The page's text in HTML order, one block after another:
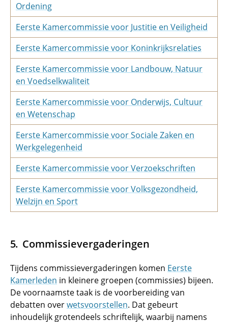
Ordening
Eerste Kamercommissie voor Justitie en Veiligheid
Eerste Kamercommissie voor Koninkrijksrelaties
Eerste Kamercommissie voor Landbouw, Natuur
en Voedselkwaliteit
Eerste Kamercommissie voor Onderwijs, Cultuur
en Wetenschap
Eerste Kamercommissie voor Sociale Zaken en
Werkgelegenheid
Eerste Kamercommissie voor Verzoekschriften
Eerste Kamercommissie voor Volksgezondheid,
Welzijn en Sport
Commissievergaderingen
Tijdens commissievergaderingen komen Eerste
Kamerleden in kleinere groepen (commissies) bijeen.
De voornaamste taak is de voorbereiding van
debatten overwetsvoorstellen. Dat gebeurt
inhoudelijk grotendeels schriftelijk, waarbij namens